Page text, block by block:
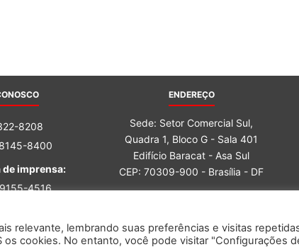
Central
8208
8400
imprensa:
4516
ENDEREÇO
Sede: Setor Comercial Sul,
Quadra 1, Bloco G - Sala 401
Edifício Baracat - Asa Sul
CEP: 70309-900 - Brasília - DF
relevante, lembrando suas preferências e visitas
os cookies. No entanto, você pode visitar "Configurações